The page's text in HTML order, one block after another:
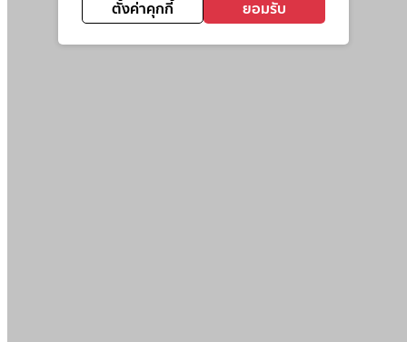
ตั้งค่าคุกกี้ ยอมรับ